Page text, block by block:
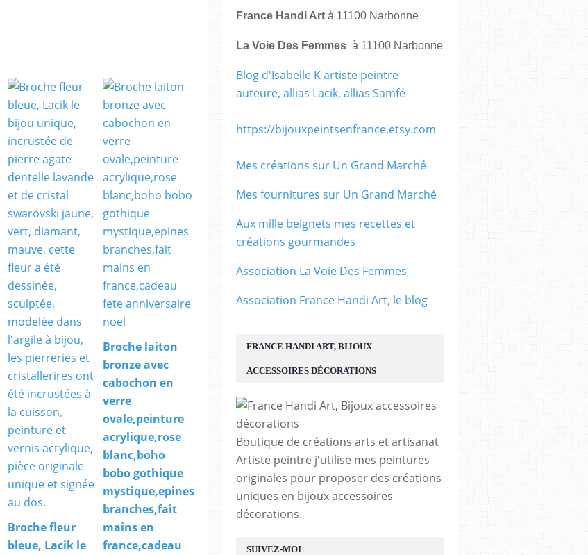
Broche fleur
bleue, Lacik le
Broche laiton
bronze avec
cabochon en
verre
ovale,peinture
acrylique,rose
blanc,boho
bobo gothique
mystique,epines
branches,fait
mains en
france,cadeau
SUIVEZ-MOI
FRANCE HANDI ART, BIJOUX
ACCESSOIRES DÉCORATIONS
Boutique de créations arts et artisanat
Artiste peintre j'utilise mes peintures
originales pour proposer des créations
uniques en bijoux accessoires
décorations.
France Handi Art à 11100 Narbonne
La Voie Des Femmes à 11100 Narbonne
Blog d'Isabelle K artiste peintre
auteure, allias Lacik, allias Samfé
https://bijouxpeintsenfrance.etsy.com
Mes créations sur Un Grand Marché
Mes fournitures sur Un Grand Marché
Aux mille beignets mes recettes et
créations gourmandes
Association La Voie Des Femmes
Association France Handi Art, le blog